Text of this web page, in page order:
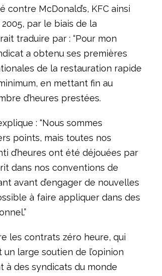
McDonald’s, KFC ainsi
2005, par le biais de la
traduire par : “Pour mon
a obtenu ses premières
de la restauration rapide
en mettant fin au
d’heures prestées.
: “Nous sommes
points, mais toutes nos
d’heures ont été déjouées par
dans nos conventions de
avant d’engager de nouvelles
à faire appliquer dans des
les contrats zéro heure, qui
large soutien de l’opinion
à des syndicats du monde